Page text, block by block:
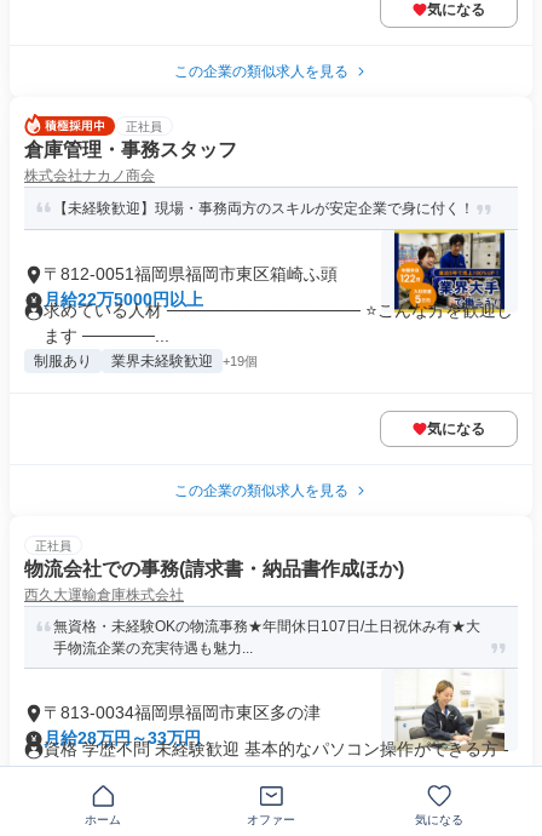
気になる
この企業の類似求人を見る
正社員
倉庫管理・事務スタッフ
株式会社ナカノ商会
【未経験歓迎】現場・事務両方のスキルが安定企業で身に付く！
〒812-0051福岡県福岡市東区箱崎ふ頭
月給22万5000円以上
求めている人材 ──────────────── ⭐こんな方を歓迎し
ます ──────...
制服あり 業界未経験歓迎 +19個
気になる
この企業の類似求人を見る
正社員
物流会社での事務(請求書・納品書作成ほか)
西久大運輸倉庫株式会社
無資格・未経験OKの物流事務★年間休日107日/土日祝休み有★大
手物流企業の充実待遇も魅力...
〒813-0034福岡県福岡市東区多の津
月給28万円～33万円
資格 学歴不問 未経験歓迎 基本的なパソコン操作ができる方 -
業界未経験歓迎
ホーム オファー 気になる